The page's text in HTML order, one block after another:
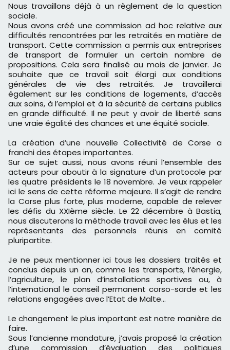
Nous travaillons déjà à un règlement de la question
sociale.
Nous avons créé une commission ad hoc relative aux
difficultés rencontrées par les retraités en matière de
transport. Cette commission a permis aux entreprises
de transport de formuler un certain nombre de
propositions. Cela sera finalisé au mois de janvier. Je
souhaite que ce travail soit élargi aux conditions
générales de vie des retraités. Je travaillerai
également sur les conditions de logements, d’accès
aux soins, à l’emploi et à la sécurité de certains publics
en grande difficulté. Il ne peut y avoir de liberté sans
une vraie égalité des chances et une équité sociale.
La création d’une nouvelle Collectivité de Corse a
franchi des étapes importantes.
Sur ce sujet aussi, nous avons réuni l’ensemble des
acteurs pour aboutir à la signature d’un protocole par
les quatre présidents le 18 novembre. Je veux rappeler
ici le sens de cette réforme majeure. Il s’agit de rendre
la Corse plus forte, plus moderne, capable de relever
les défis du XXIème siècle. Le 22 décembre à Bastia,
nous discuterons la méthode travail avec les élus et les
représentants des personnels réunis en comité
pluripartite.
Je ne peux mentionner ici tous les dossiers traités et
conclus depuis un an, comme les transports, l’énergie,
l’agriculture, le plan d’installations sportives ou, à
l’international le conseil permanent corso-sarde et les
relations engagées avec l’Etat de Malte…
Le changement le plus important est notre manière de
faire.
Sous l’ancienne mandature, j’avais proposé la création